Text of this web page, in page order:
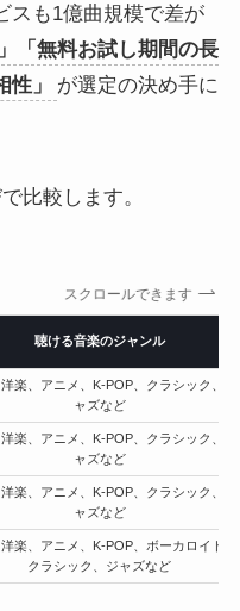
スも1億曲規模で差が
「無料お試し期間の長
」
が選定の決め手に
比較します。
スクロールできます
聴ける音楽のジャンル
楽、アニメ、K-POP、クラシック、ジ
ャズなど
楽、アニメ、K-POP、クラシック、ジ
ャズなど
楽、アニメ、K-POP、クラシック、ジ
ャズなど
楽、アニメ、K-POP、ボーカロイド、
クラシック、ジャズなど